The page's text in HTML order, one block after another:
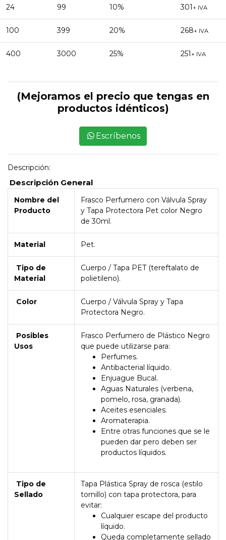
24 99 10% 301 + IVA
100 399 20% 268+ IVA
400 3000 25% 251 + IVA
(Mejoramos el precio que tengas en
productos idénticos)
Escríbenos
Descripción:
Descripción General
Nombre del
Producto
Frasco Perfumero con Válvula Spray
y Tapa Protectora Pet color Negro
de 30ml.
Material Pet.
Tipo de
Material
Cuerpo / Tapa PET (tereftalato de
polietileno).
Color
Cuerpo / Válvula Spray y Tapa
Protectora Negro.
Posibles
Usos
Frasco Perfumero de Plástico Negro
que puede utilizarse para:
Perfumes.
Antibacterial líquido.
Enjuague Bucal.
Aguas Naturales (verbena,
pomelo, rosa, granada).
Aceites esenciales.
Aromaterapia.
Entre otras funciones que se le
pueden dar pero deben ser
productos líquidos.
Tipo de
Sellado
Tapa Plástica Spray de rosca (estilo
tornillo) con tapa protectora, para
evitar:
Cualquier escape del producto
líquido.
Queda completamente sellado